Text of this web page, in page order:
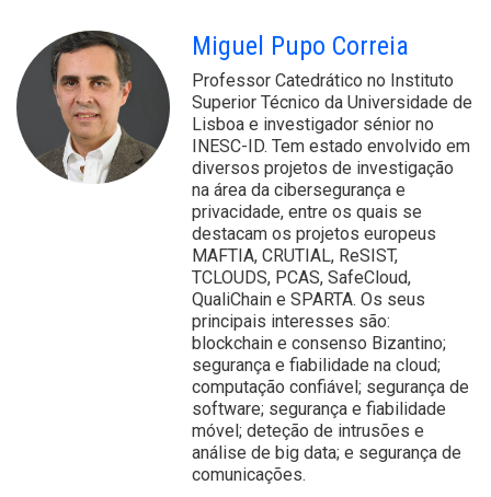
Miguel Pupo Correia
Professor Catedrático no Instituto
Superior Técnico da Universidade de
Lisboa e investigador sénior no
INESC-ID. Tem estado envolvido em
diversos projetos de investigação
na área da cibersegurança e
privacidade, entre os quais se
destacam os projetos europeus
MAFTIA, CRUTIAL, ReSIST,
TCLOUDS, PCAS, SafeCloud,
QualiChain e SPARTA. Os seus
principais interesses são:
blockchain e consenso Bizantino;
segurança e fiabilidade na cloud;
computação confiável; segurança de
software; segurança e fiabilidade
móvel; deteção de intrusões e
análise de big data; e segurança de
comunicações.